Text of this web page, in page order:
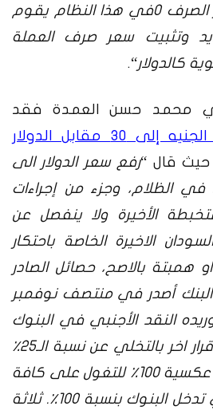
بالتحرر من قيود سعر الصرف ٠في هذا النظام يقوم
وتثبيت سعر صرف العملة
كالدولار“.
محمد حسن العمدة فقد
30 مقابل الدولار
حيث قال “رفع سعر الدولار الى
، وجزء من إجراءات
الأخيرة ولا ينفصل عن
الاخيرة الخاصة باحتكار
او همبتة بالاصح ، حصائل الصادر
أصدر في منتصف نوفمبر
النقد الأجنبي في البنوك
من 75٪؜ الى 25٪؜ ثم قرار اخر بالتخلي عن نسبة الـ25٪؜
ليعود مرة اخرى بردة عكسية 100٪؜ للتغول على كافة
إيرادات المصدرين التي تدخل البنوك بنسبة 100٪؜. ثلاثة